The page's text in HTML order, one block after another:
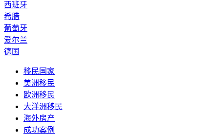
西班牙
希腊
葡萄牙
爱尔兰
德国
移民国家
美洲移民
欧洲移民
大洋洲移民
海外房产
成功案例